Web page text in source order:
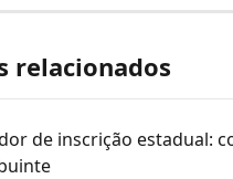
relacionados
de inscrição estadual: